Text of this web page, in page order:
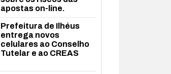
apostas on-line.
Prefeitura de Ilhéus
entrega novos
celulares ao Conselho
Tutelar e ao CREAS